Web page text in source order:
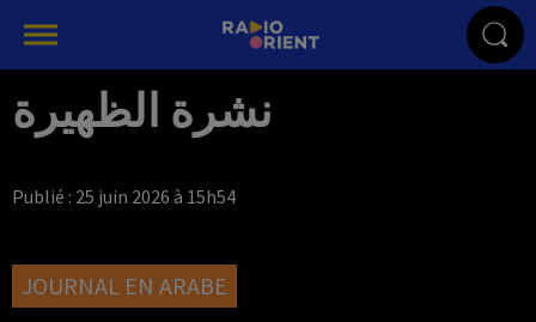
نشرة الظهيرة
Publié : 25 juin 2026 à 15h54
JOURNAL EN ARABE